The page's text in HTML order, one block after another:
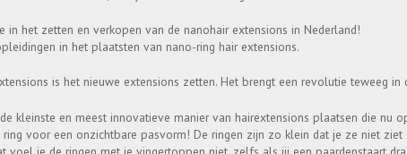
in het zetten en verkopen van de nanohair extensions in Nederland!
in het plaatsten van nano-ring hair extensions.
is het nieuwe extensions zetten. Het brengt een revolutie teweeg in
kleinste en meest innovatieve manier van hairextensions plaatsen die nu
ring voor een onzichtbare pasvorm! De ringen zijn zo klein dat je ze niet